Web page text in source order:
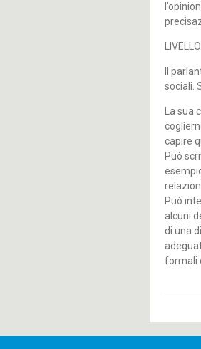
Il
sociali.
La
capire
Può
Può
alcuni
di una
formali